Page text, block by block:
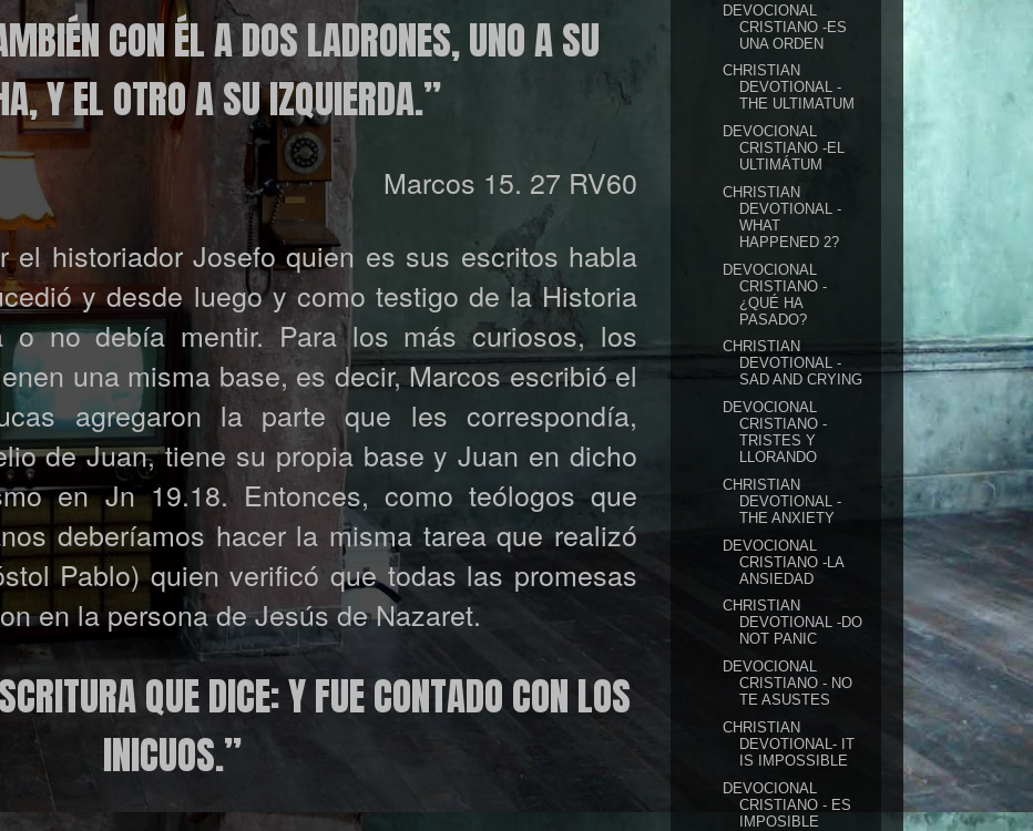
CON ÉL A DOS LADRONES, UNO A SU
Y EL OTRO A SU IZQUIERDA.”
Marcos 15. 27 RV60
el historiador Josefo quien es sus escritos habla
y desde luego y como testigo de la Historia
no debía mentir. Para los más curiosos, los
una misma base, es decir, Marcos escribió el
agregaron la parte que les correspondía,
de Juan, tiene su propia base y Juan en dicho
en Jn 19.18. Entonces, como teólogos que
deberíamos hacer la misma tarea que realizó
Pablo) quien verificó que todas las promesas
en la persona de Jesús de Nazaret.
QUE DICE: Y FUE CONTADO CON LOS
INICUOS.”
DEVOCIONAL
CRISTIANO -ES
UNA ORDEN
CHRISTIAN
DEVOTIONAL -
THE ULTIMATUM
DEVOCIONAL
CRISTIANO -EL
ULTIMÁTUM
CHRISTIAN
DEVOTIONAL -
WHAT
HAPPENED 2?
DEVOCIONAL
CRISTIANO -
¿QUÉ HA
PASADO?
CHRISTIAN
DEVOTIONAL -
SAD AND CRYING
DEVOCIONAL
CRISTIANO -
TRISTES Y
LLORANDO
CHRISTIAN
DEVOTIONAL -
THE ANXIETY
DEVOCIONAL
CRISTIANO -LA
ANSIEDAD
CHRISTIAN
DEVOTIONAL -DO
NOT PANIC
DEVOCIONAL
CRISTIANO - NO
TE ASUSTES
CHRISTIAN
DEVOTIONAL- IT
IS IMPOSSIBLE
DEVOCIONAL
CRISTIANO - ES
IMPOSIBLE